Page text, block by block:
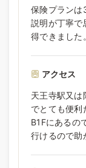
保険プランは
説明が丁寧で
得できました。
アクセス
天王寺駅又
でとても便利
B1Fにあるの
行けるので助